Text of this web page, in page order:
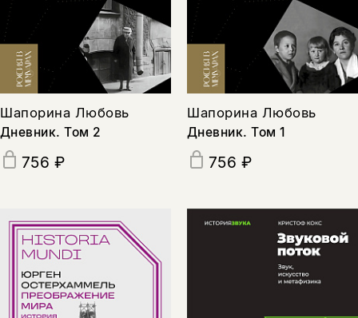
Шапорина Любовь
Дневник. Том 2
756 ₽
Шапорина Любовь
Дневник. Том 1
756 ₽